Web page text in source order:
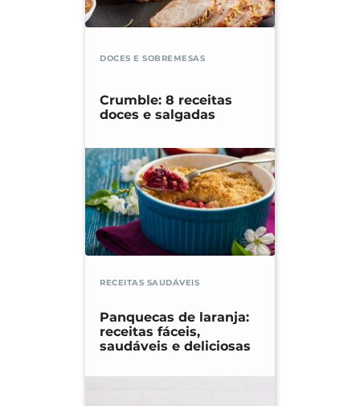
DOCES E SOBREMESAS
Crumble: 8 receitas
doces e salgadas
RECEITAS SAUDÁVEIS
Panquecas de laranja:
receitas fáceis,
saudáveis e deliciosas